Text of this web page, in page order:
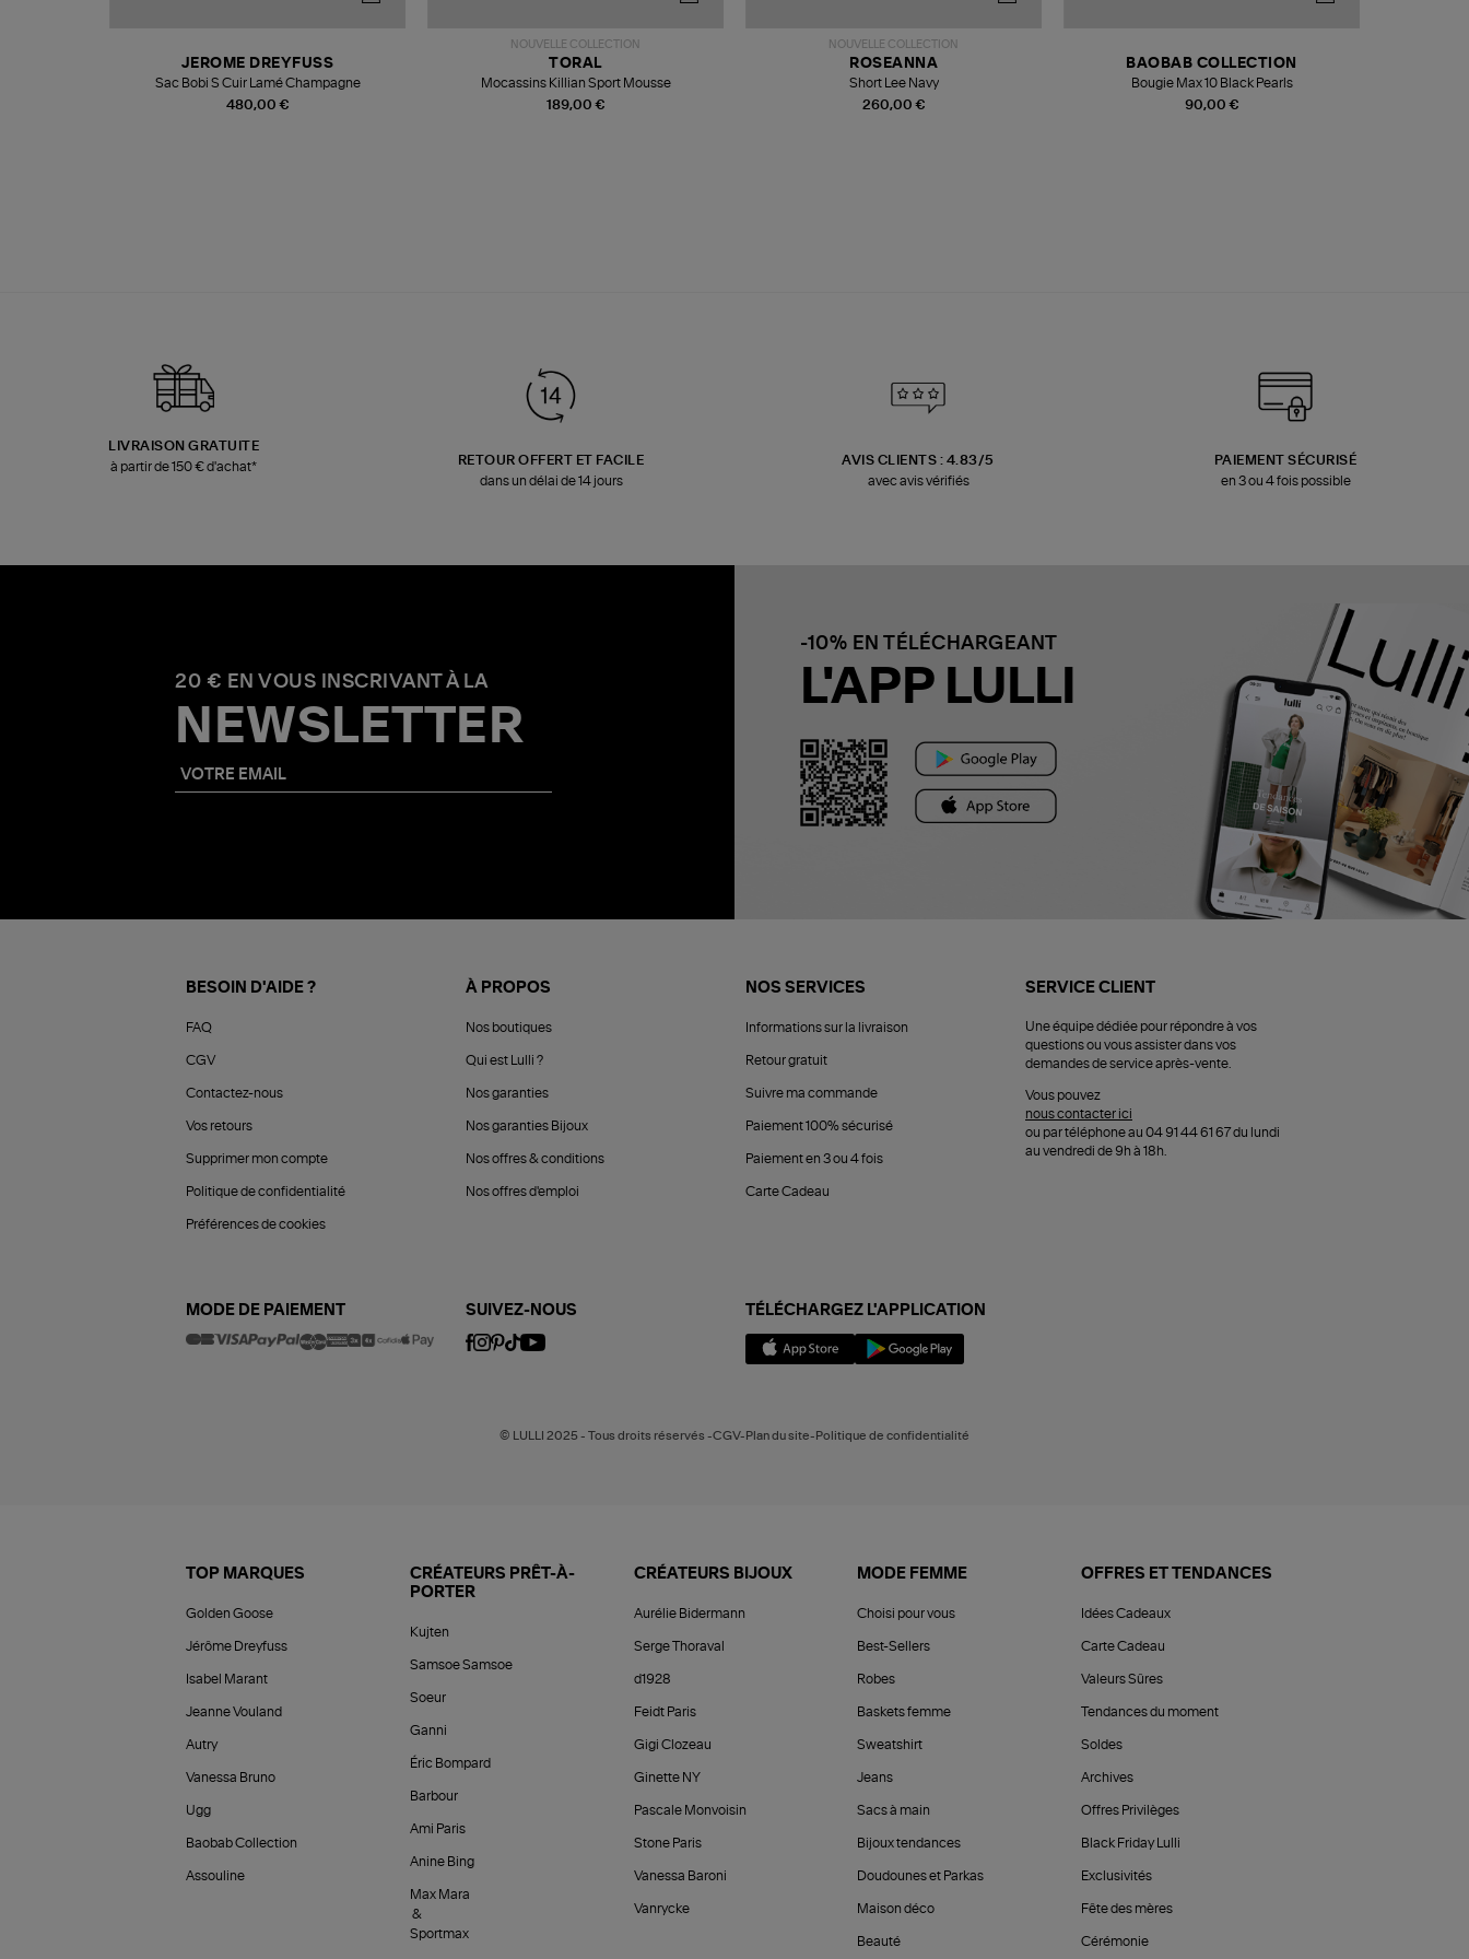
480,00 €
JEROME DREYFUSS
Sac Bobi S Cuir Lamé Champagne
NOUVELLE COLLECTION
189,00 €
TORAL
Mocassins Killian Sport Mousse
NOUVELLE COLLECTION
260,00 €
ROSEANNA
Short Lee Navy
90,00 €
BAOBAB COLLECTION
Bougie Max 10 Black Pearls
LIVRAISON GRATUITE
à partir de 150 € d'achat*
RETOUR OFFERT ET FACILE
dans un délai de 14 jours
AVIS CLIENTS : 4.83/5
avec avis vérifiés
PAIEMENT SÉCURISÉ
en 3 ou 4 fois possible
20 € EN VOUS INSCRIVANT À LA
NEWSLETTER
-10% EN TÉLÉCHARGEANT
L'APP LULLI
BESOIN D'AIDE ?
FAQ
CGV
Contactez-nous
Vos retours
Supprimer mon compte
Politique de confidentialité
Préférences de cookies
À PROPOS
Nos boutiques
Qui est Lulli ?
Nos garanties
Nos garanties Bijoux
Nos offres & conditions
Nos offres d'emploi
NOS SERVICES
Informations sur la livraison
Retour gratuit
Suivre ma commande
Paiement 100% sécurisé
Paiement en 3 ou 4 fois
Carte Cadeau
SERVICE CLIENT
Une équipe dédiée pour répondre à vos
questions ou vous assister dans vos
demandes de service après-vente.
Vous pouvez
nous contacter ici
ou par téléphone au 04 91 44 61 67 du lundi
au vendredi de 9h à 18h.
MODE DE PAIEMENT SUIVEZ-NOUS TÉLÉCHARGEZ L'APPLICATION
© LULLI 2025 - Tous droits réservés -CGV-Plan du site-Politique de confidentialité
TOP MARQUES
Golden Goose
Jérôme Dreyfuss
Isabel Marant
Jeanne Vouland
Autry
Vanessa Bruno
Ugg
Baobab Collection
Assouline
CRÉATEURS PRÊT-À-
PORTER
Kujten
Samsoe Samsoe
Soeur
Ganni
Éric Bompard
Barbour
Ami Paris
Anine Bing
Max Mara
&
Sportmax
CRÉATEURS BIJOUX
Aurélie Bidermann
Serge Thoraval
d1928
Feidt Paris
Gigi Clozeau
Ginette NY
Pascale Monvoisin
Stone Paris
Vanessa Baroni
Vanrycke
MODE FEMME
Choisi pour vous
Best-Sellers
Robes
Baskets femme
Sweatshirt
Jeans
Sacs à main
Bijoux tendances
Doudounes et Parkas
Maison déco
Beauté
OFFRES ET TENDANCES
Idées Cadeaux
Carte Cadeau
Valeurs Sûres
Tendances du moment
Soldes
Archives
Offres Privilèges
Black Friday Lulli
Exclusivités
Fête des mères
Cérémonie